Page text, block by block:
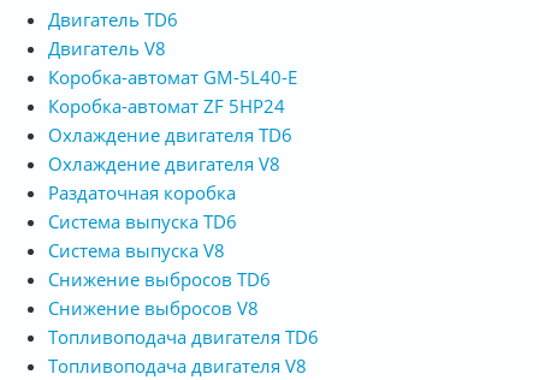
Двигатель TD6
Двигатель V8
Коробка-автомат GM-5L40-E
Коробка-автомат ZF 5HP24
Охлаждение двигателя TD6
Охлаждение двигателя V8
Раздаточная коробка
Система выпуска TD6
Система выпуска V8
Снижение выбросов TD6
Снижение выбросов V8
Топливоподача двигателя TD6
Топливоподача двигателя V8